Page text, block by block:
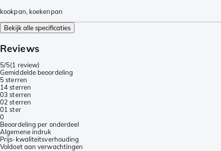
kookpan, koekenpan
Bekijk alle specificaties
Reviews
5/5(1 review)
Gemiddelde beoordeling
5 sterren
14 sterren
03 sterren
02 sterren
01 ster
0
Beoordeling per onderdeel
Algemene indruk
Prijs-kwaliteitsverhouding
Voldoet aan verwachtingen